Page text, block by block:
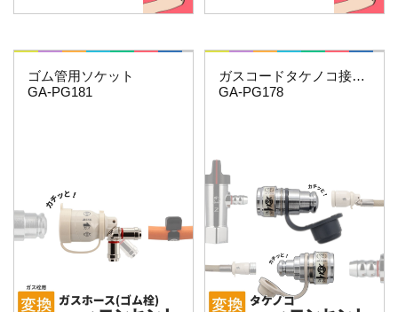
ゴム管用ソケット
GA-PG181
ガスコードタケノコ接続用セット
GA-PG178